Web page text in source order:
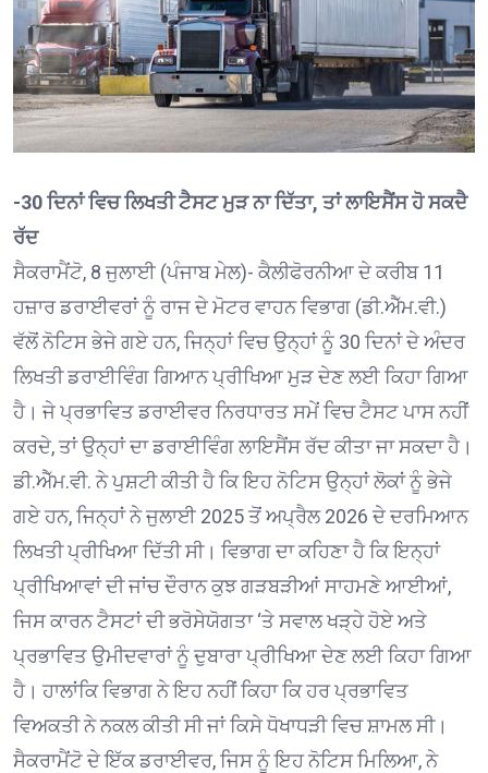
-30 ਦਿਨਾਂ ਵਿਚ ਲਿਖਤੀ ਟੈਸਟ ਮੁੜ ਨਾ ਦਿੱਤਾ, ਤਾਂ ਲਾਇਸੈਂਸ ਹੋ ਸਕਦੈ
ਰੱਦ
ਸੈਕਰਾਮੈਂਟੋ, 8 ਜੁਲਾਈ (ਪੰਜਾਬ ਮੇਲ)- ਕੈਲੀਫੋਰਨੀਆ ਦੇ ਕਰੀਬ 11
ਹਜ਼ਾਰ ਡਰਾਈਵਰਾਂ ਨੂੰ ਰਾਜ ਦੇ ਮੋਟਰ ਵਾਹਨ ਵਿਭਾਗ (ਡੀ.ਐੱਮ.ਵੀ.)
ਵੱਲੋਂ ਨੋਟਿਸ ਭੇਜੇ ਗਏ ਹਨ, ਜਿਨ੍ਹਾਂ ਵਿਚ ਉਨ੍ਹਾਂ ਨੂੰ 30 ਦਿਨਾਂ ਦੇ ਅੰਦਰ
ਲਿਖਤੀ ਡਰਾਈਵਿੰਗ ਗਿਆਨ ਪ੍ਰੀਖਿਆ ਮੁੜ ਦੇਣ ਲਈ ਕਿਹਾ ਗਿਆ
ਹੈ। ਜੇ ਪ੍ਰਭਾਵਿਤ ਡਰਾਈਵਰ ਨਿਰਧਾਰਤ ਸਮੇਂ ਵਿਚ ਟੈਸਟ ਪਾਸ ਨਹੀਂ
ਕਰਦੇ, ਤਾਂ ਉਨ੍ਹਾਂ ਦਾ ਡਰਾਈਵਿੰਗ ਲਾਇਸੈਂਸ ਰੱਦ ਕੀਤਾ ਜਾ ਸਕਦਾ ਹੈ।
ਡੀ.ਐੱਮ.ਵੀ. ਨੇ ਪੁਸ਼ਟੀ ਕੀਤੀ ਹੈ ਕਿ ਇਹ ਨੋਟਿਸ ਉਨ੍ਹਾਂ ਲੋਕਾਂ ਨੂੰ ਭੇਜੇ
ਗਏ ਹਨ, ਜਿਨ੍ਹਾਂ ਨੇ ਜੁਲਾਈ 2025 ਤੋਂ ਅਪ੍ਰੈਲ 2026 ਦੇ ਦਰਮਿਆਨ
ਲਿਖਤੀ ਪ੍ਰੀਖਿਆ ਦਿੱਤੀ ਸੀ। ਵਿਭਾਗ ਦਾ ਕਹਿਣਾ ਹੈ ਕਿ ਇਨ੍ਹਾਂ
ਪ੍ਰੀਖਿਆਵਾਂ ਦੀ ਜਾਂਚ ਦੌਰਾਨ ਕੁਝ ਗੜਬੜੀਆਂ ਸਾਹਮਣੇ ਆਈਆਂ,
ਜਿਸ ਕਾਰਨ ਟੈਸਟਾਂ ਦੀ ਭਰੋਸੇਯੋਗਤਾ ‘ਤੇ ਸਵਾਲ ਖੜ੍ਹੇ ਹੋਏ ਅਤੇ
ਪ੍ਰਭਾਵਿਤ ਉਮੀਦਵਾਰਾਂ ਨੂੰ ਦੁਬਾਰਾ ਪ੍ਰੀਖਿਆ ਦੇਣ ਲਈ ਕਿਹਾ ਗਿਆ
ਹੈ। ਹਾਲਾਂਕਿ ਵਿਭਾਗ ਨੇ ਇਹ ਨਹੀਂ ਕਿਹਾ ਕਿ ਹਰ ਪ੍ਰਭਾਵਿਤ
ਵਿਅਕਤੀ ਨੇ ਨਕਲ ਕੀਤੀ ਸੀ ਜਾਂ ਕਿਸੇ ਧੋਖਾਧੜੀ ਵਿਚ ਸ਼ਾਮਲ ਸੀ।
ਸੈਕਰਾਮੈਂਟੋ ਦੇ ਇੱਕ ਡਰਾਈਵਰ, ਜਿਸ ਨੂੰ ਇਹ ਨੋਟਿਸ ਮਿਲਿਆ, ਨੇ